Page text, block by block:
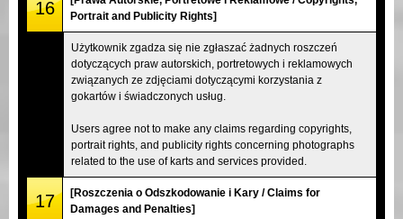
16
Portrait and Publicity Rights]
Użytkownik zgadza się nie zgłaszać żadnych roszczeń
dotyczących praw autorskich, portretowych i reklamowych
związanych ze zdjęciami dotyczącymi korzystania z
gokartów i świadczonych usług.
Users agree not to make any claims regarding copyrights,
portrait rights, and publicity rights concerning photographs
related to the use of karts and services provided.
17
[Roszczenia o Odszkodowanie i Kary / Claims for
Damages and Penalties]